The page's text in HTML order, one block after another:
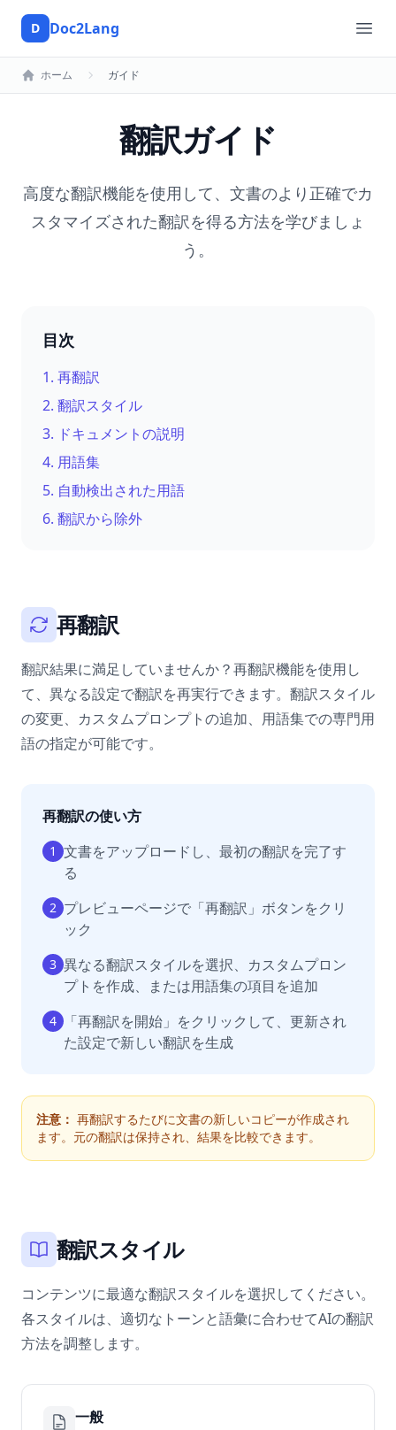
D Doc2Lang
Doc2Lang
ホーム ガイド
翻訳ガイド
高度な翻訳機能を使用して、文書のより正確でカ
スタマイズされた翻訳を得る方法を学びましょ
う。
目次
1. 再翻訳
2. 翻訳スタイル
3. ドキュメントの説明
4. 用語集
5. 自動検出された用語
6. 翻訳から除外
再翻訳
翻訳結果に満足していませんか？再翻訳機能を使用し
て、異なる設定で翻訳を再実行できます。翻訳スタイル
の変更、カスタムプロンプトの追加、用語集での専門用
語の指定が可能です。
再翻訳の使い方
1 文書をアップロードし、最初の翻訳を完了す
る
2 プレビューページで「再翻訳」ボタンをクリ
ック
3 異なる翻訳スタイルを選択、カスタムプロン
プトを作成、または用語集の項目を追加
4
「再翻訳を開始」をクリックして、更新され
た設定で新しい翻訳を生成
注意： 再翻訳するたびに文書の新しいコピーが作成され
ます。元の翻訳は保持され、結果を比較できます。
翻訳スタイル
コンテンツに最適な翻訳スタイルを選択してください。
各スタイルは、適切なトーンと語彙に合わせてAIの翻訳
方法を調整します。
一般